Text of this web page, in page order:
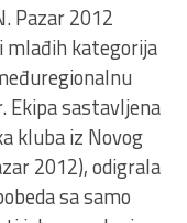
Pazar 2012
mlađih kategorija
Ekipa sastavljena
kluba iz Novog
2012), odigrala
sa samo